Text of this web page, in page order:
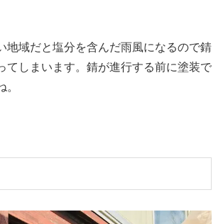
地域だと塩分を含んだ雨風になるので錆
てしまいます。錆が進行する前に塗装で